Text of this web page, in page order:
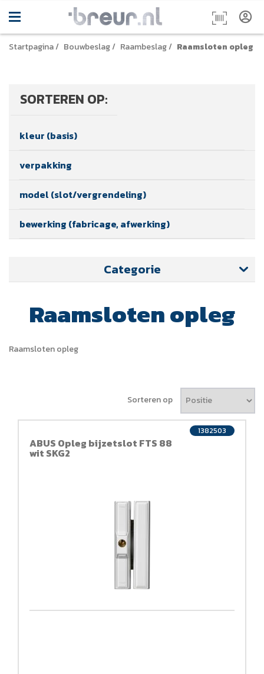
Startpagina/ Bouwbeslag/ Raambeslag/ Raamsloten opleg
SORTEREN OP:
kleur (basis)
verpakking
model (slot/vergrendeling)
bewerking (fabricage, afwerking)
Categorie
Raamsloten opleg
Raamsloten opleg
Sorteren op
ABUS Opleg bijzetslot FTS 88
wit SKG2
1382503